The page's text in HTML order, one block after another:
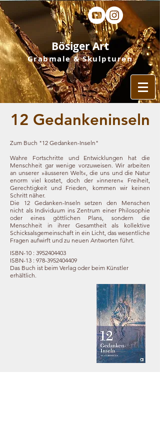
Bösiger Art
Grabmale & Skulpturen
12 Gedankeninseln
Zum Buch "12 Gedanken-Inseln"
Wahre Fortschritte und Entwicklungen hat die
Menschheit gar wenige vorzuweisen. Wir arbeiten
an unserer »äusseren Welt«, die uns und die Natur
enorm viel kostet, doch der »inneren« Freiheit,
Gerechtigkeit und Frieden, kommen wir keinen
Schritt näher.
Die 12 Gedanken-Inseln setzen den Menschen
nicht als Individuum ins Zentrum einer Philosophie
oder eines göttlichen Plans, sondern die
Menschheit in ihrer Gesamtheit als kollektive
Schicksalsgemeinschaft in ein Licht, das wesentliche
Fragen aufwirft und zu neuen Antworten führt.
ISBN-10 : 3952404403
ISBN-13 : 978-3952404409
Das Buch ist beim Verlag oder beim Künstler
erhältlich.